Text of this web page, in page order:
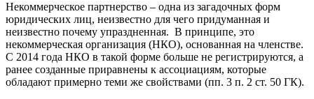
Некоммерческое партнерство – одна из загадочных форм
юридических лиц, неизвестно для чего придуманная и
неизвестно почему упраздненная. В принципе, это
некоммерческая организация (НКО), основанная на членстве.
С 2014 года НКО в такой форме больше не регистрируются, а
ранее созданные приравнены к ассоциациям, которые
обладают примерно теми же свойствами (пп. 3 п. 2 ст. 50 ГК).